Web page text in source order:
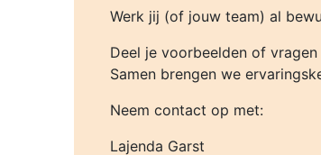
Werk jij (of jouw team) al
Deel je voorbeelden of
Samen brengen we
Neem contact op met:
Lajenda Garst